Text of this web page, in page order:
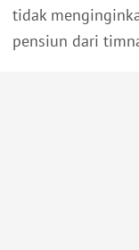
tidak
pensiun dari